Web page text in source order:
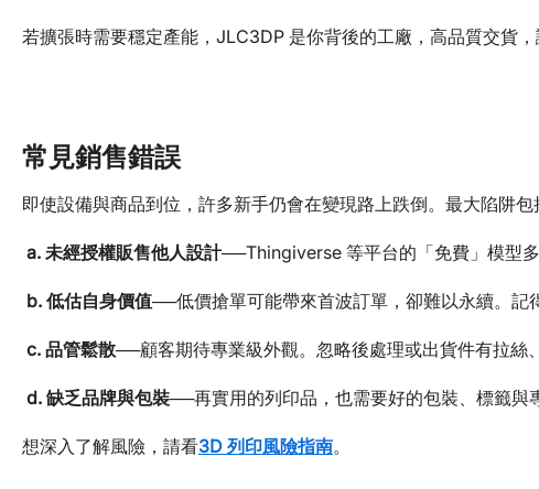
若擴張時需要穩定產能，JLC3DP 是你背後的工廠，高品質交貨
常見銷售錯誤
即使設備與商品到位，許多新手仍會在變現路上跌倒。最大陷阱包
a. 未經授權販售他人設計──Thingiverse 等平台的「免費」模型
b. 低估自身價值──低價搶單可能帶來首波訂單，卻難以永續。記
c. 品管鬆散──顧客期待專業級外觀。忽略後處理或出貨件有拉絲
d. 缺乏品牌與包裝──再實用的列印品，也需要好的包裝、標籤與
想深入了解風險，請看3D 列印風險指南。